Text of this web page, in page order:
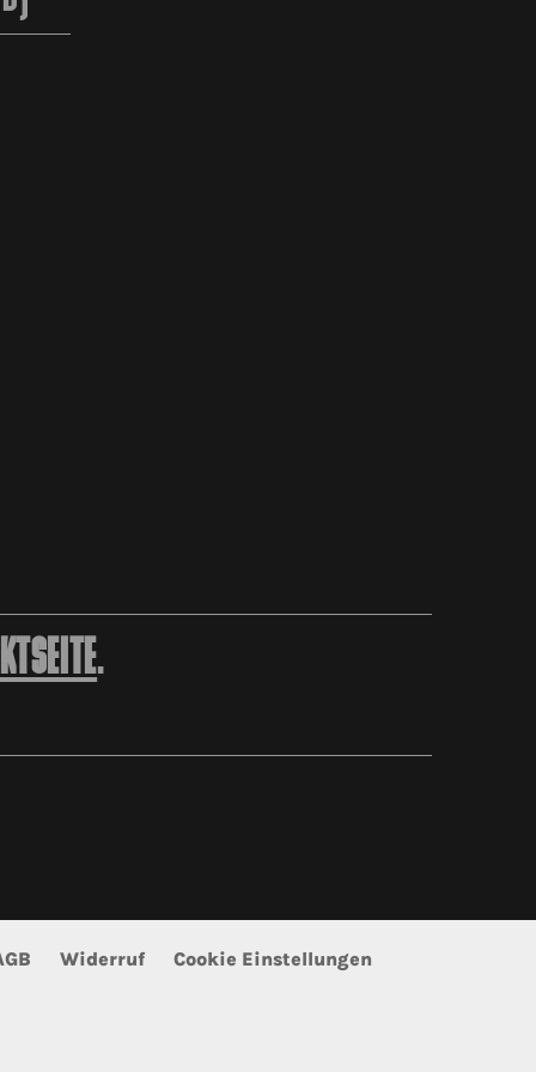
.
Widerruf Cookie Einstellungen